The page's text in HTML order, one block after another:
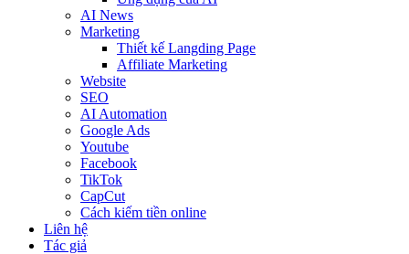
AI News
Marketing
Thiết kế Langding Page
Affiliate Marketing
Website
SEO
AI Automation
Google Ads
Youtube
Facebook
TikTok
CapCut
Cách kiếm tiền online
Liên hệ
Tác giả